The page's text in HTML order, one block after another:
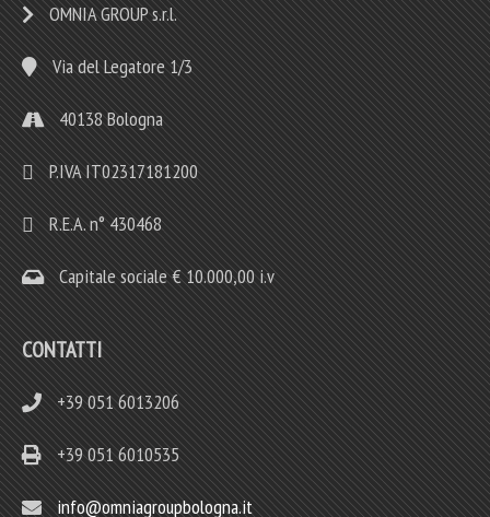
OMNIA GROUP s.r.l.
Via del Legatore 1/3
40138 Bologna
P.IVA IT02317181200
R.E.A. n° 430468
Capitale sociale € 10.000,00 i.v
CONTATTI
+39 051 6013206
+39 051 6010535
info@omniagroupbologna.it